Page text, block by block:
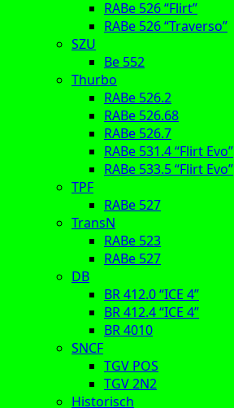
RABe 526 “Flirt”
RABe 526 “Traverso”
SZU
Be 552
Thurbo
RABe 526.2
RABe 526.68
RABe 526.7
RABe 531.4 “Flirt Evo”
RABe 533.5 “Flirt Evo”
TPF
RABe 527
TransN
RABe 523
RABe 527
DB
BR 412.0 “ICE 4”
BR 412.4 “ICE 4”
BR 4010
SNCF
TGV POS
TGV 2N2
Historisch